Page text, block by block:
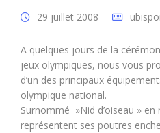
29 juillet 2008
A quelques jours de la
jeux olympiques, nous vous
d’un des principaux
olympique national.
Surnommé »Nid d’oiseau »
représentent ses poutres